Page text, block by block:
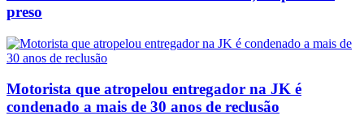
preso
Motorista que atropelou entregador na JK é
condenado a mais de 30 anos de reclusão